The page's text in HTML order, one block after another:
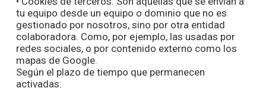
tu equipo desde un equipo o dominio que no es
gestionado por nosotros, sino por otra entidad
colaboradora. Como, por ejemplo, las usadas por
redes sociales, o por contenido externo como los
mapas de Google.
Según el plazo de tiempo que permanecen
activadas: